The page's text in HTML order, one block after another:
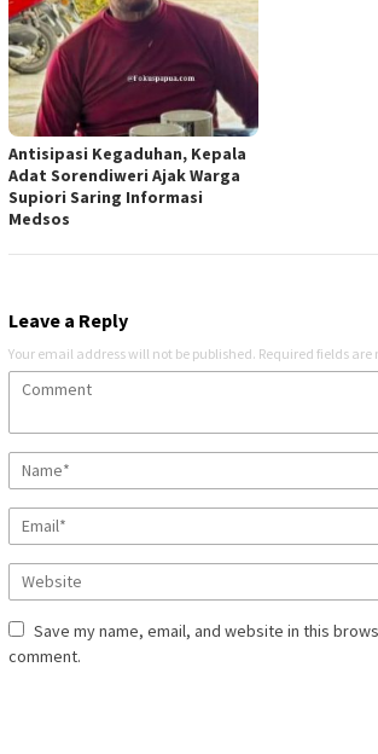
Antisipasi Kegaduhan, Kepala
Adat Sorendiweri Ajak Warga
Supiori Saring Informasi
Medsos
Leave a Reply
Your email address will not be published. Required fields are
Save my name, email, and website in this
comment.